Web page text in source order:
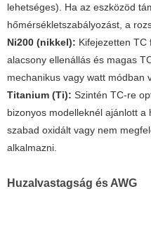
lehetséges). Ha az eszközöd
hőmérsékletszabályozást, a
Ni200 (nikkel): Kifejezetten TC
alacsony ellenállás és magas
mechanikus vagy watt módban
Titanium (Ti): Szintén TC-re
bizonyos modelleknél ajánlott
szabad oxidált vagy nem
alkalmazni.
Huzalvastagság és AWG